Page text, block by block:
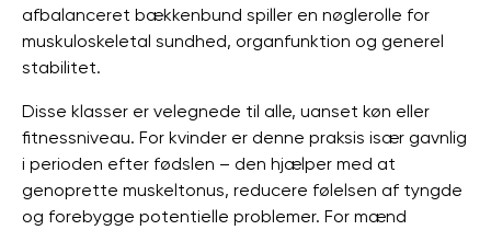
afbalanceret bækkenbund spiller en nøglerolle for
muskuloskeletal sundhed, organfunktion og generel
stabilitet.
Disse klasser er velegnede til alle, uanset køn eller
fitnessniveau. For kvinder er denne praksis især gavnlig
i perioden efter fødslen – den hjælper med at
genoprette muskeltonus, reducere følelsen af ​​tyngde
og forebygge potentielle problemer. For mænd